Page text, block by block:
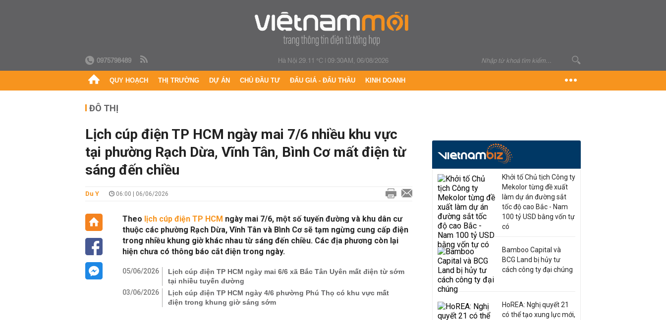
0975798489 Hà Nội 29.11 °C|09:30AM, 06/08/2026
QUY HOẠCH THỊ TRƯỜNG DỰ ÁN CHỦ ĐẦU TƯ ĐẤU GIÁ - ĐẤU THẦU KINH DOANH
ĐÔ THỊ
Lịch cúp điện TP HCM ngày mai 7/6 nhiều khu vực
tại phường Rạch Dừa, Vĩnh Tân, Bình Cơ mất điện từ
sáng đến chiều
Du Y 06:00 | 06/06/2026
Theo lịch cúp điện TP HCM ngày mai 7/6, một số tuyến đường và khu dân cư
thuộc các phường Rạch Dừa, Vĩnh Tân và Bình Cơ sẽ tạm ngừng cung cấp điện
trong nhiều khung giờ khác nhau từ sáng đến chiều. Các địa phương còn lại
hiện chưa có thông báo cắt điện trong ngày.
05/06/2026
Lịch cúp điện TP HCM ngày mai 6/6 xã Bắc Tân Uyên mất điện từ sớm
tại nhiều tuyến đường
03/06/2026
Lịch cúp điện TP HCM ngày 4/6 phường Phú Thọ có khu vực mất
điện trong khung giờ sáng sớm
Khởi tố Chủ tịch Công ty
Mekolor từng đề xuất
làm dự án đường sắt
tốc độ cao Bắc - Nam
100 tỷ USD bằng vốn tự
có
Bamboo Capital và
BCG Land bị hủy tư
cách công ty đại chúng
HoREA: Nghị quyết 21
có thể tạo xung lực mới,